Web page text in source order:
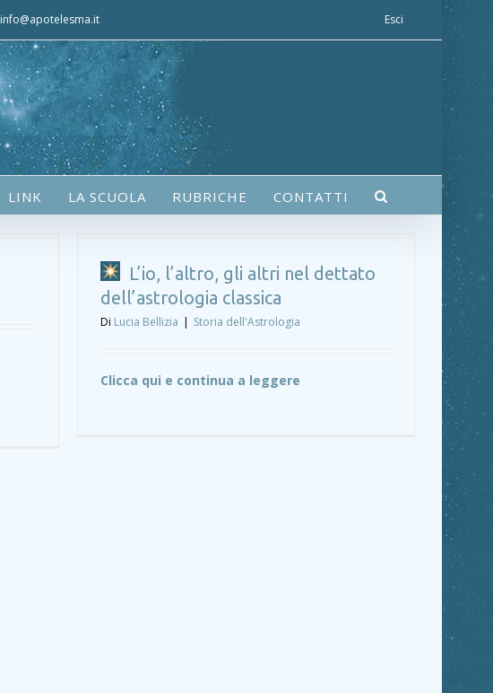
info@apotelesma.it Esci
LINK LA SCUOLA RUBRICHE CONTATTI
L’io, l’altro, gli altri nel dettato
dell’astrologia classica
Di Lucia Bellizia | Storia dell'Astrologia
Clicca qui e continua a leggere